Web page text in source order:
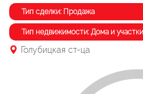
Тип сделки: Продажа
Тип недвижимости: Дома и
Голубицкая ст-ца